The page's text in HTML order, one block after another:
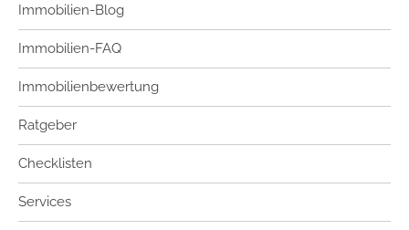
Immobilien-Blog
Immobilien-FAQ
Immobilienbewertung
Ratgeber
Checklisten
Services